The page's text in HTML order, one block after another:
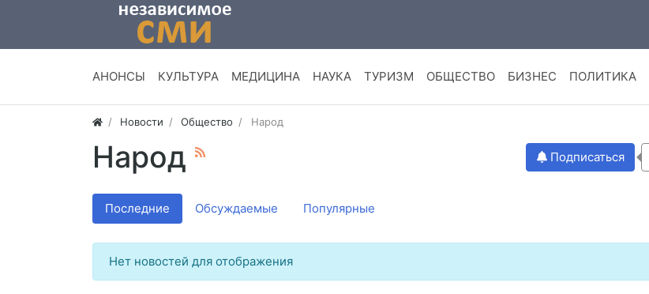
АНОНСЫ КУЛЬТУРА МЕДИЦИНА НАУКА ТУРИЗМ ОБЩЕСТВО БИЗНЕС ПОЛИТИКА
Новости Общество Народ
Народ Подписаться
Последние Обсуждаемые Популярные
Нет новостей для отображения